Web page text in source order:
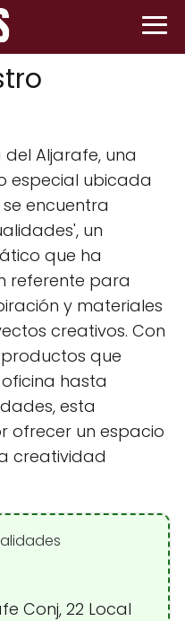
del Aljarafe, una
especial ubicada
encuentra
un
que ha
referente para
y materiales
creativos. Con
que
hasta
esta
ofrecer un espacio
creatividad
Conj, 22 Local